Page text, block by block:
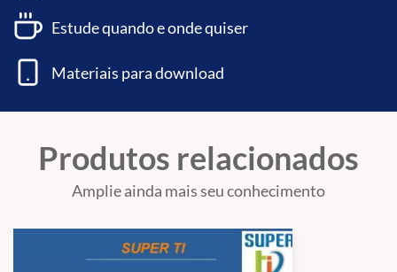
11 Banco de dados.
11.1 Conceito: entidade, atributos, relacionamentos e
cardinalidade. 11.2 Modelagem de dados relacional. 11.3
Modelagem de dados multidimensional. 11.4 Conceitos e
12 Segurança da informação.
12.3 Noções sobre criptografia, assinatura digital e autenticação.
12.4 Certificação digital. 12.5 Auditoria, vulnerabilidade e
Estude quando e onde quiser
Materiais para download
Produtos relacionados
Amplie ainda mais seu conhecimento